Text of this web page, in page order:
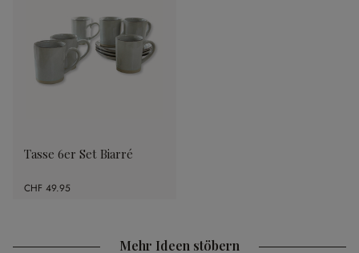
Tasse 6er Set Biarré
CHF 49.95
Mehr Ideen stöbern